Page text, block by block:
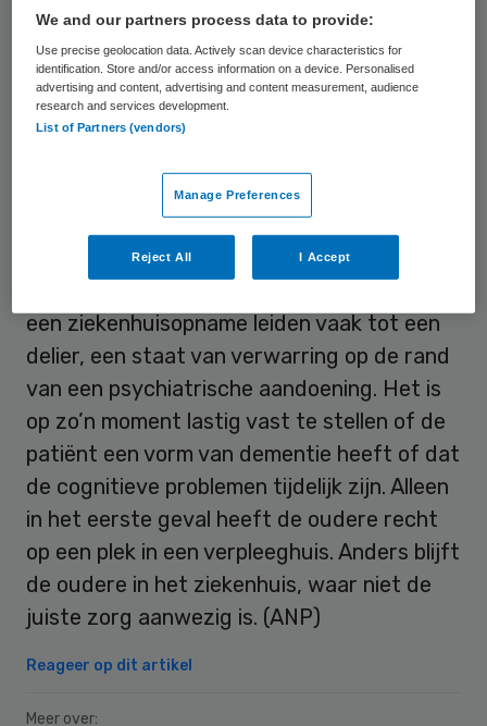
Voor de grootschalige veranderingen in de
ouderenzorg van 2015 konden ouderen
tijdelijk in een verpleeghuis worden
opgenomen om te herstellen. Dat kan niet
meer. Naar schatting liggen jaarlijks
honderden patiënten onterecht weken in
het ziekenhuis.
een ziekenhuisopname leiden vaak tot een
delier, een staat van verwarring op de rand
van een psychiatrische aandoening. Het is
op zo’n moment lastig vast te stellen of de
patiënt een vorm van dementie heeft of dat
de cognitieve problemen tijdelijk zijn. Alleen
in het eerste geval heeft de oudere recht
op een plek in een verpleeghuis. Anders blijft
de oudere in het ziekenhuis, waar niet de
juiste zorg aanwezig is. (ANP)
Reageer op dit artikel
Meer over:
We and our partners process data to provide:
Use precise geolocation data. Actively scan device characteristics for
identification. Store and/or access information on a device. Personalised
advertising and content, advertising and content measurement, audience
research and services development.
List of Partners (vendors)
Manage Preferences
Reject All I Accept